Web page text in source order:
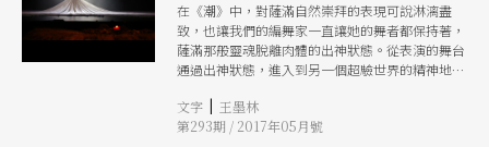
在《潮》中，對薩滿自然崇拜的表現可說淋漓盡
致，也讓我們的編舞家一直讓她的舞者都保持著，
薩滿那般靈魂脫離肉體的出神狀態。從表演的舞台
通過出神狀態，進入到另一個超驗世界的精神地
許多幽靈、遊魂的非人之物，像神話史詩般的華麗
境地卻是飄浮著死者的一個暗黑王國。
文字 | 王墨林
第293期 / 2017年05月號